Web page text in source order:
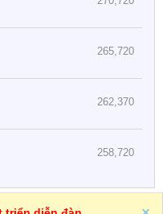
265,720
262,370
258,720
R